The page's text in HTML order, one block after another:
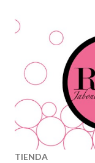
TIENDA